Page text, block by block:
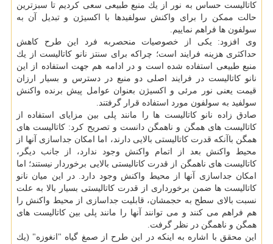
كاتالیست حساس به نور از یك منبع طبیعی سعی كردیم تا سبزترین
حالت ممكن را برای واكنش سولفیدها با اكسیژن و تبدیل آن به
سولفون ها فراهم نماییم.
وی افزود: یكی از خصوصیات منحصربه فرد این طرح كاهش
حداكثری هزینه فرایند است؛ چراكه برای سنتز نانو كاتالیست از یك
منبع طبیعی استفاده شده است و در ادامه هم جهت استفاده از این
نانو كاتالیست در فرایند اصلی دو منبع در دسترس و بسیار ارزان
قیمت یعنی نور مرئی و اكسیژن بعنوان عوامل پیش برنده واكنش
سولفید به سولفون مورد استفاده قرار گرفتند.
صادق زاده نانو كاتالیست ها را مانند پلی بین مزایای استفاده از
كاتالیست های همگن و ناهمگن دانست و تصریح كرد: كاتالیست های
همگن باآنكه قدرت كاتالیستی بالایی دارند، اما امكان جداسازی آنها از
محیط واكنش بعد از اتمام واكنش وجود ندارد، از جانب دیگر،
كاتالیست های ناهمگن از قدرت كاتالیستی بالایی برخوردار نیستند؛ اما
امكان جداسازی آنها از محیط واكنش وجود دارد. در این میان نانو
كاتالیست ها ضمن برخورداری از قدرت كاتالیستی بسیار بالا به علت
نسبت بالای سطح به حجمشان، قابلیت جداسازی از محیط واكنش را
هم فراهم می كنند و می توانند آنها را مانند پلی بین كاتالیست های
همگن و ناهمگن در نظر گرفت.
این محقق با اشاره به اینكه در این طرح از صمغ گیاه "انغوزه" (یك